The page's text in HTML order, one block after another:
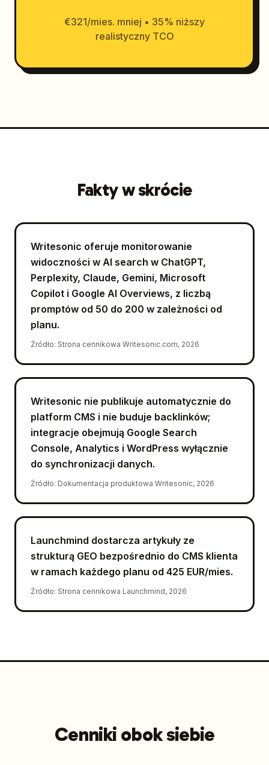
€321/mies. mniej • 35% niższy
realistyczny TCO
Fakty w skrócie
Writesonic oferuje monitorowanie
widoczności w AI search w ChatGPT,
Perplexity, Claude, Gemini, Microsoft
Copilot i Google AI Overviews, z liczbą
promptów od 50 do 200 w zależności od
planu.
Źródło: Strona cennikowa Writesonic.com, 2026
Writesonic nie publikuje automatycznie do
platform CMS i nie buduje backlinków;
integracje obejmują Google Search
Console, Analytics i WordPress wyłącznie
do synchronizacji danych.
Źródło: Dokumentacja produktowa Writesonic, 2026
Launchmind dostarcza artykuły ze
strukturą GEO bezpośrednio do CMS klienta
w ramach każdego planu od 425 EUR/mies.
Źródło: Strona cennikowa Launchmind, 2026
Cenniki obok siebie